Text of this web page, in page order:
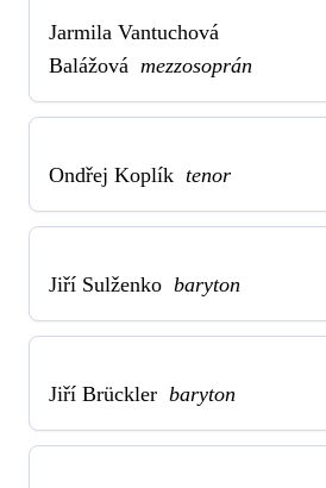
Jarmila Vantuchová
Balážová mezzosoprán
Ondřej Koplík tenor
Jiří Sulženko baryton
Jiří Brückler baryton